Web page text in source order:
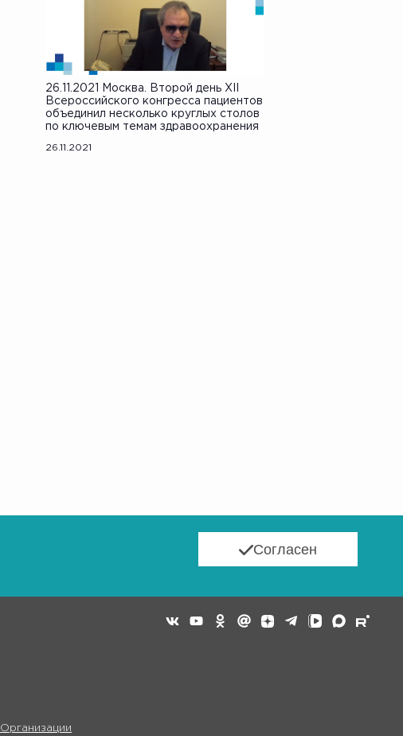
26.11.2021 Москва. Второй день XII
Всероссийского конгресса пациентов
объединил несколько круглых столов
по ключевым темам здравоохранения
26.11.2021
Согласен
Организации